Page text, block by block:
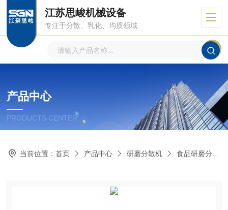
江苏思峻机械设备
专注于分散、乳化、均质领域
产品中心
PRODUCTS CENTER
当前位置： 首页 产品中心 研磨分散机 食品研磨分散机